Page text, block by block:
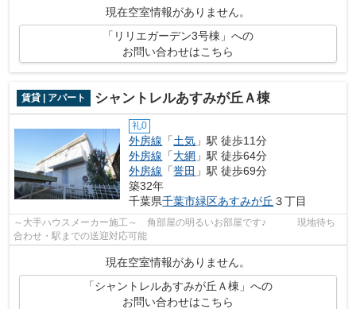
現在空室情報がありません。
「リリエガーデン3号棟」への
お問い合わせはこちら
賃貸 | アパート シャントレルあすみが丘Ａ棟
礼0
外房線 「土気 」駅 徒歩11分
外房線 「大網 」駅 徒歩64分
外房線 「誉田 」駅 徒歩69分
築32年
千葉県千葉市緑区あすみが丘 ３丁目
～大手ハウスメーカー施工～ 角部屋の明るいお部屋です♪ 現地待ち
合わせ・駅までの送迎対応可能
現在空室情報がありません。
「シャントレルあすみが丘Ａ棟」への
お問い合わせはこちら